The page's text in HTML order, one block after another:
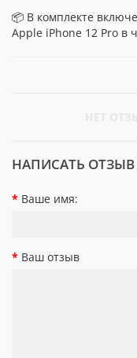
📦 В комплекте
Apple iPhone 12 Pro в
НАПИСАТЬ ОТЗЫВ
Ваше имя:
Ваш отзыв